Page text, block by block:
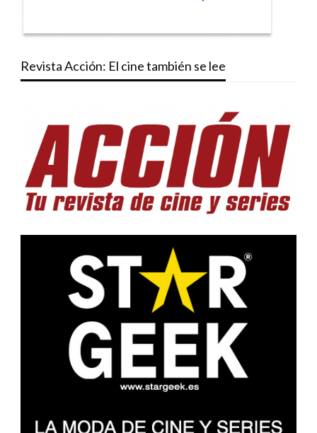
Revista Acción: El cine también se lee